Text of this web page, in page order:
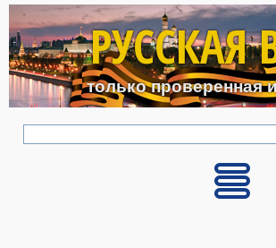
РУССКАЯ
только проверенная